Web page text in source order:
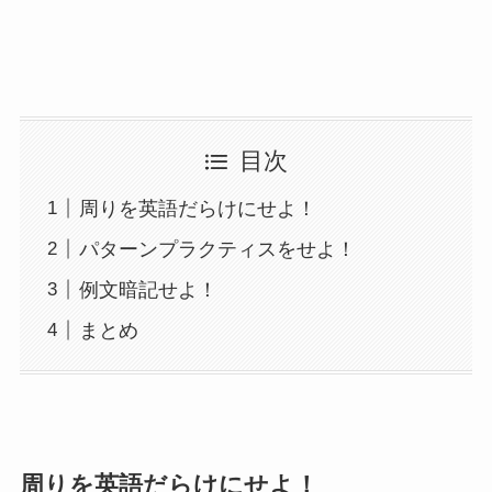
目次
周りを英語だらけにせよ！
パターンプラクティスをせよ！
例文暗記せよ！
まとめ
周りを英語だらけにせよ！